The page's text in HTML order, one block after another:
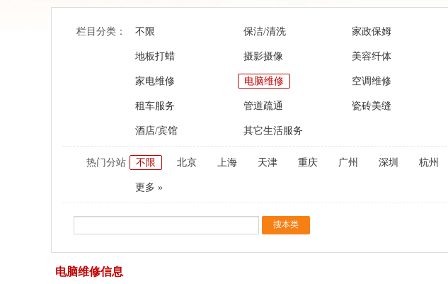
栏目分类： 不限 保洁/清洗 家政保姆
地板打蜡 摄影摄像 美容纤体
家电维修 电脑维修 空调维修
租车服务 管道疏通 瓷砖美缝
酒店/宾馆 其它生活服务
热门分站 不限 北京 上海 天津 重庆 广州 深圳 杭州
更多 »
电脑维修信息